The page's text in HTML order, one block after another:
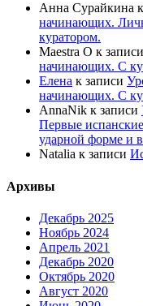
Анна Сурайкина
начинающих.
куратором.
Maestra O к записи
начинающих. С
Елена к записи
начинающих. С
AnnaNik к записи
Первые
ударной форме и
Natalia к записи
Архивы
Декабрь 2025
Ноябрь 2024
Апрель 2021
Декабрь 2020
Октябрь 2020
Август 2020